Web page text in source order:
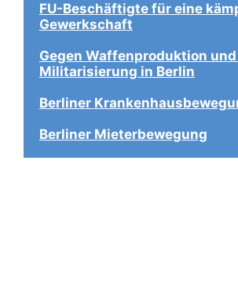
FU-Beschäftigte für eine
Gewerkschaft
Gegen Waffenproduktion und
Militarisierung in Berlin
Berliner
Berliner Mieterbewegung